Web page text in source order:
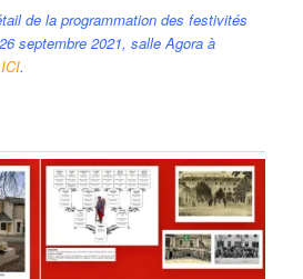
de la programmation des festivités
septembre 2021, salle Agora à
ICI.